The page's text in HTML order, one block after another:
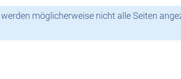
möglicherweise nicht alle Seiten